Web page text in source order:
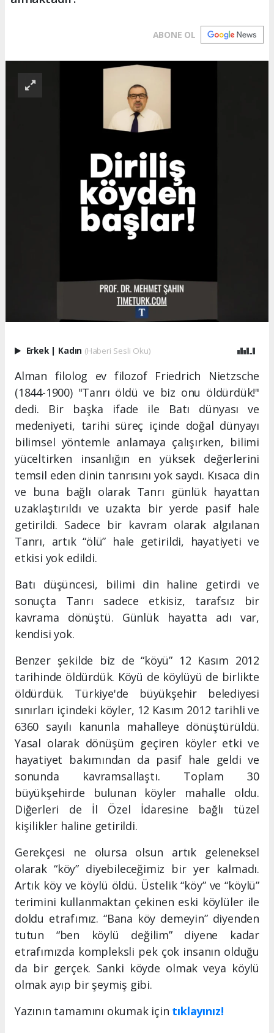
ABONE OL
Erkek | Kadın (Haberi Sesli Oku)
Alman filolog ev filozof Friedrich Nietzsche
(1844-1900) "Tanrı öldü ve biz onu öldürdük!"
dedi. Bir başka ifade ile Batı dünyası ve
medeniyeti, tarihi süreç içinde doğal dünyayı
bilimsel yöntemle anlamaya çalışırken, bilimi
yüceltirken insanlığın en yüksek değerlerini
temsil eden dinin tanrısını yok saydı. Kısaca din
ve buna bağlı olarak Tanrı günlük hayattan
uzaklaştırıldı ve uzakta bir yerde pasif hale
getirildi. Sadece bir kavram olarak algılanan
Tanrı, artık “ölü” hale getirildi, hayatiyeti ve
etkisi yok edildi.
Batı düşüncesi, bilimi din haline getirdi ve
sonuçta Tanrı sadece etkisiz, tarafsız bir
kavrama dönüştü. Günlük hayatta adı var,
kendisi yok.
Benzer şekilde biz de “köyü” 12 Kasım 2012
tarihinde öldürdük. Köyü de köylüyü de birlikte
öldürdük. Türkiye'de büyükşehir belediyesi
sınırları içindeki köyler, 12 Kasım 2012 tarihli ve
6360 sayılı kanunla mahalleye dönüştürüldü.
Yasal olarak dönüşüm geçiren köyler etki ve
hayatiyet bakımından da pasif hale geldi ve
sonunda kavramsallaştı. Toplam 30
büyükşehirde bulunan köyler mahalle oldu.
Diğerleri de İl Özel İdaresine bağlı tüzel
kişilikler haline getirildi.
Gerekçesi ne olursa olsun artık geleneksel
olarak “köy” diyebileceğimiz bir yer kalmadı.
Artık köy ve köylü öldü. Üstelik “köy” ve “köylü”
terimini kullanmaktan çekinen eski köylüler ile
doldu etrafımız. “Bana köy demeyin” diyenden
tutun “ben köylü değilim” diyene kadar
etrafımızda kompleksli pek çok insanın olduğu
da bir gerçek. Sanki köyde olmak veya köylü
olmak ayıp bir şeymiş gibi.
Yazının tamamını okumak için tıklayınız!